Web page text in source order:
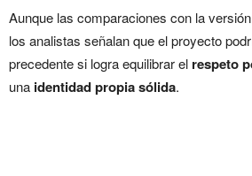
Aunque las comparaciones con la
los analistas señalan que el proyecto
precedente si logra equilibrar el respeto
una identidad propia sólida.